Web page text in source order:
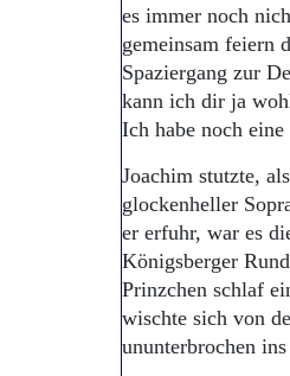
es immer noch
gemeinsam feiern
Spaziergang zur
kann ich dir ja
Ich habe noch
Joachim stutzte,
glockenheller
er erfuhr, war es
Königsberger
Prinzchen schlaf
wischte sich von
ununterbrochen